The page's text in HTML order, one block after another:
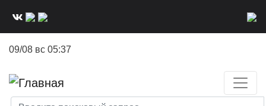
09/08 вс 05:37